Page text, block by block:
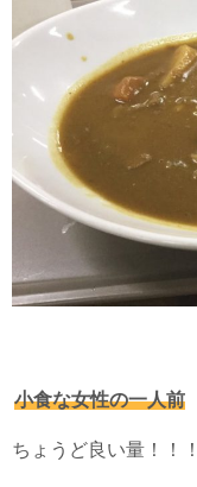
小食な女性の一人前
ちょうど良い量！！！